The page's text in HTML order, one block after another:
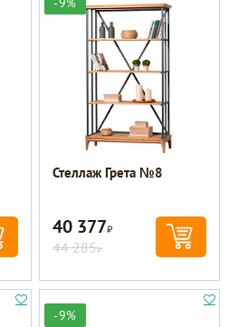
Стеллаж Грета №8
40 377Р
44 285Р
-9%